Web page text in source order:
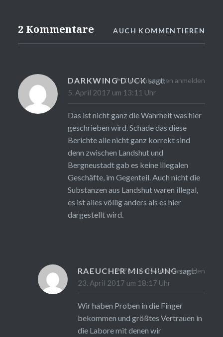
2 Kommentare AUCH KOMMENTIEREN
DARKWING DUCKsagt:
5. April 2017 um 13:11 Uhr
Das ist nicht ganz die Wahrheit was hier
geschrieben wird. Schade das diese
Berichte alle nicht ganz korrekt sind
denn zwischen Landshut und
Bergneustadt gab es keine illegalen
Geschäfte, im Gegenteil. Auch nicht die
Substanzen aus Landshut waren illegal,
es ist alles völlig anders als es hier
dargestellt wird.
Zum Antworten anmelden
RAEUCHER MISCHUNGsagt:
23. April 2017 um 18:17 Uhr
Wir haben Proben in die Finger
bekommen und größtes Vertrauen in
die Labore mit denen wir
Zum Antworten anmelden